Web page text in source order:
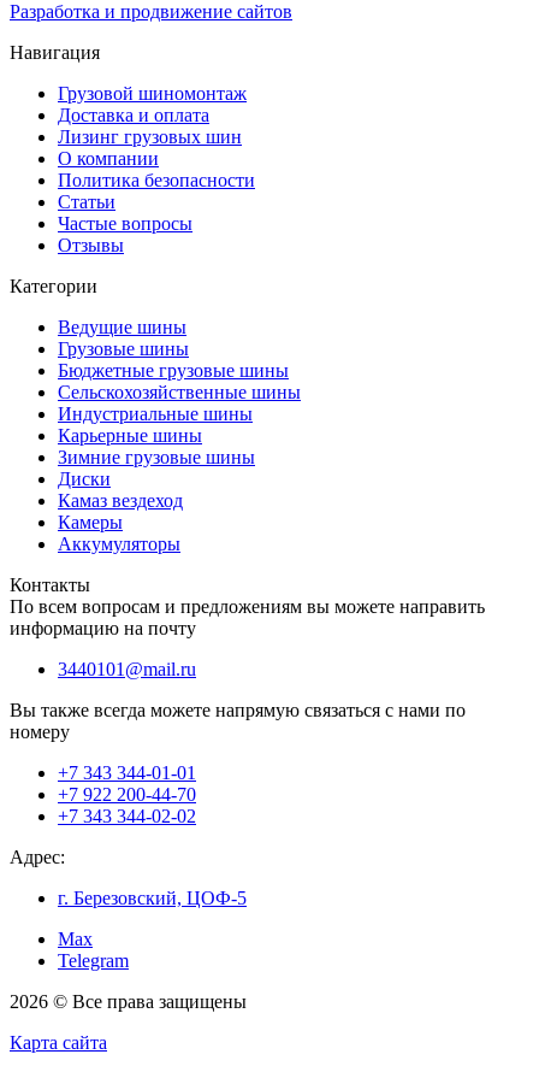
Разработка и продвижение сайтов
Навигация
Грузовой шиномонтаж
Доставка и оплата
Лизинг грузовых шин
О компании
Политика безопасности
Статьи
Частые вопросы
Отзывы
Категории
Ведущие шины
Грузовые шины
Бюджетные грузовые шины
Сельскохозяйственные шины
Индустриальные шины
Карьерные шины
Зимние грузовые шины
Диски
Камаз вездеход
Камеры
Аккумуляторы
Контакты
По всем вопросам и предложениям вы можете направить
информацию на почту
3440101@mail.ru
Вы также всегда можете напрямую связаться с нами по
номеру
+7 343 344-01-01
+7 922 200-44-70
+7 343 344-02-02
Адрес:
г. Березовский, ЦОФ-5
Max
Telegram
2026 © Все права защищены
Карта сайта